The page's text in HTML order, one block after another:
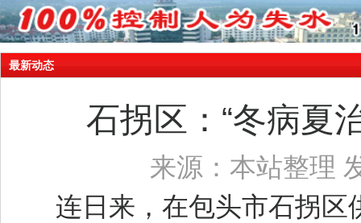
最新动态
石拐区：“冬病夏
来源：本站整理
连日来，在包头市石拐区